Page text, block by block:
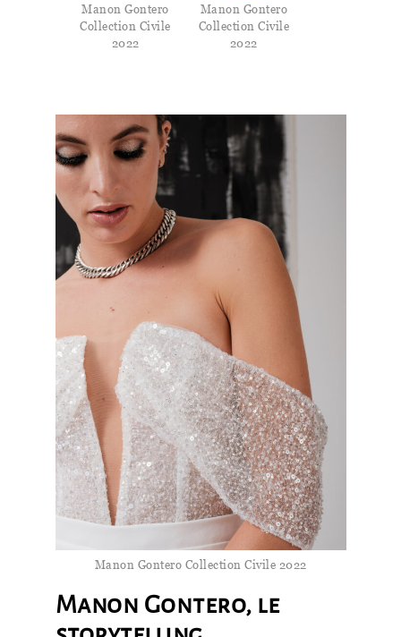
Manon Gontero
Collection Civile
2022
Manon Gontero
Collection Civile
2022
Manon Gontero Collection Civile 2022
Manon Gontero, le